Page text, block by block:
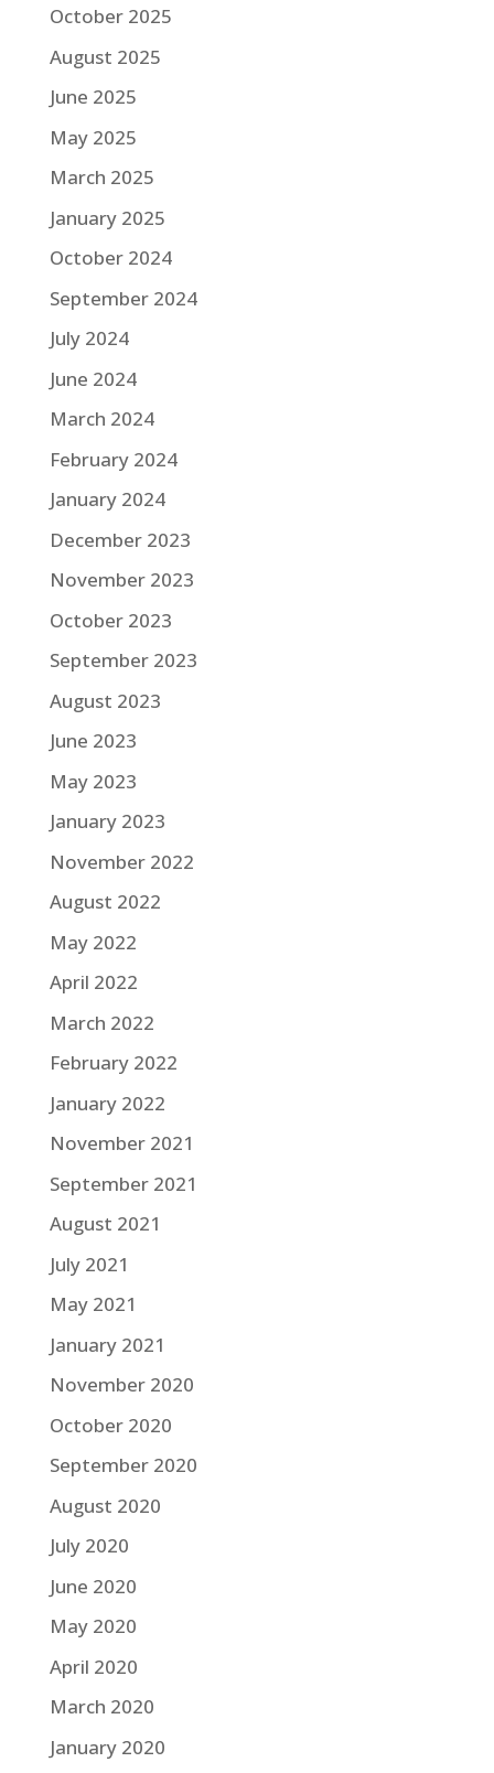
October 2025
August 2025
June 2025
May 2025
March 2025
January 2025
October 2024
September 2024
July 2024
June 2024
March 2024
February 2024
January 2024
December 2023
November 2023
October 2023
September 2023
August 2023
June 2023
May 2023
January 2023
November 2022
August 2022
May 2022
April 2022
March 2022
February 2022
January 2022
November 2021
September 2021
August 2021
July 2021
May 2021
January 2021
November 2020
October 2020
September 2020
August 2020
July 2020
June 2020
May 2020
April 2020
March 2020
January 2020